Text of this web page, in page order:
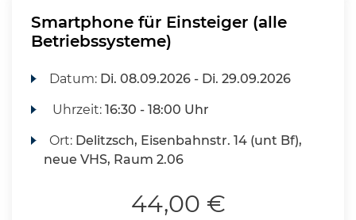
Smartphone für Einsteiger (alle
Betriebssysteme)
Datum: Di. 08.09.2026 - Di. 29.09.2026
Uhrzeit:16:30 - 18:00 Uhr
Ort: Delitzsch, Eisenbahnstr. 14 (unt Bf),
neue VHS, Raum 2.06
44,00 €